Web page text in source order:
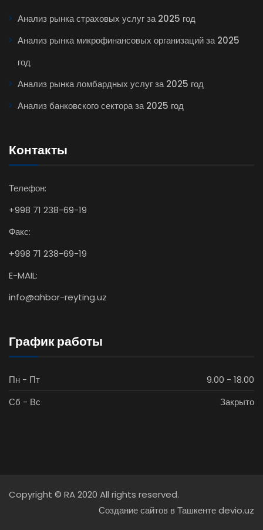
Анализ рынка страховых услуг за 2025 год
Анализ рынка микрофинансовых организаций за 2025
год
Анализ рынка ломбардных услуг за 2025 год
Анализ банковского сектора за 2025 год
Контакты
Телефон:
+998 71 238-69-19
Факс:
+998 71 238-69-19
E-MAIL:
info@ahbor-reyting.uz
График работы
Пн - Пт
9.00 - 18.00
Сб - Вс
Закрыто
Copyright © RA 2020 All rights reserved.
Создание сайтов в Ташкенте devio.uz